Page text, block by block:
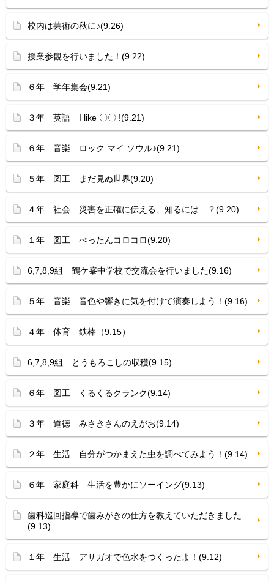
校内は芸術の秋に♪(9.26)
授業参観を行いました！(9.22)
６年 学年集会(9.21)
３年 英語 I like 〇〇 !(9.21)
６年 音楽 ロック マイ ソウル♪(9.21)
５年 図工 まだ見ぬ世界(9.20)
４年 社会 災害を正確に伝える、知るには…？(9.20)
１年 図工 ぺったんコロコロ(9.20)
6,7,8,9組 鶴ケ峯中学校で交流会を行いました(9.16)
５年 音楽 音色や響きに気を付けて演奏しよう！(9.16)
４年 体育 鉄棒（9.15）
6,7,8,9組 とうもろこしの収穫(9.15)
６年 図工 くるくるクランク(9.14)
３年 道徳 みさきさんのえがお(9.14)
２年 生活 自分がつかまえた虫を調べてみよう！(9.14)
６年 家庭科 生活を豊かにソーイング(9.13)
歯科巡回指導で歯みがきの仕方を教えていただきました
(9.13)
１年 生活 アサガオで色水をつくったよ！(9.12)